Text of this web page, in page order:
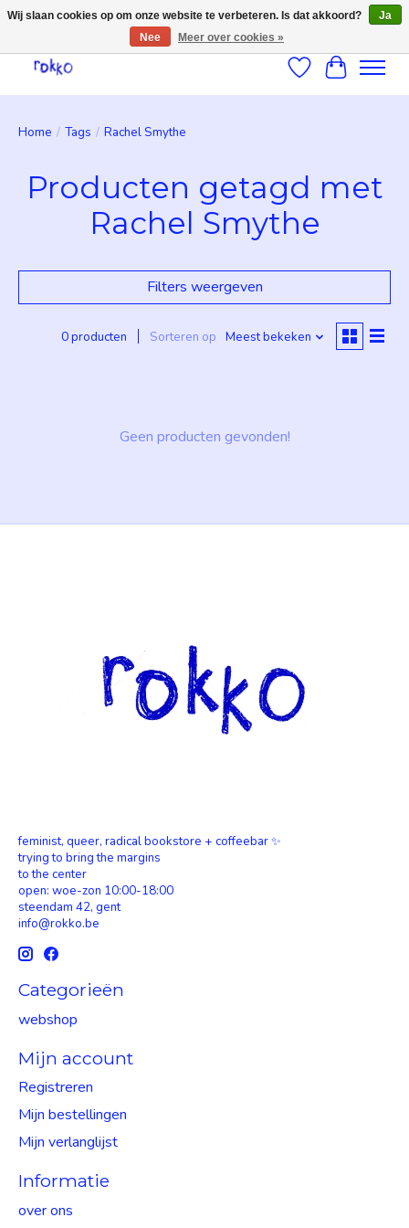
Verlanglijst
Home / Tags / Rachel Smythe
Producten getagd met
Rachel Smythe
Filters weergeven
0 producten Sorteren op Meest bekeken
Geen producten gevonden!
feminist, queer, radical bookstore + coffeebar ✨
trying to bring the margins
to the center
open: woe-zon 10:00-18:00
steendam 42, gent
info@rokko.be
Categorieën
webshop
Mijn account
Registreren
Mijn bestellingen
Mijn verlanglijst
Informatie
over ons
Wij slaan cookies op om onze website te verbeteren. Is dat akkoord?
Ja
Nee
Meer over cookies »